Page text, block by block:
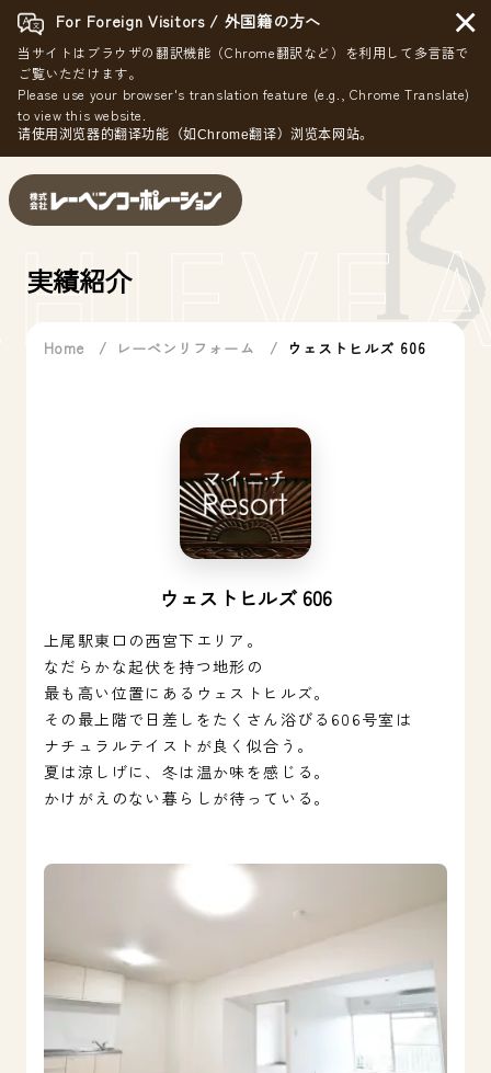
For Foreign Visitors / 外国籍の方へ
当サイトはブラウザの翻訳機能（Chrome翻訳など）を利用して多言語で
ご覧いただけます。
Please use your browser's translation feature (e.g., Chrome Translate)
to view this website.
请使用浏览器的翻译功能（如Chrome翻译）浏览本网站。
×
実績紹介
Home レーベンリフォーム ウェストヒルズ 606
ウェストヒルズ 606
上尾駅東口の西宮下エリア。
なだらかな起伏を持つ地形の
最も高い位置にあるウェストヒルズ。
その最上階で日差しをたくさん浴びる606号室は
ナチュラルテイストが良く似合う。
夏は涼しげに、冬は温か味を感じる。
かけがえのない暮らしが待っている。